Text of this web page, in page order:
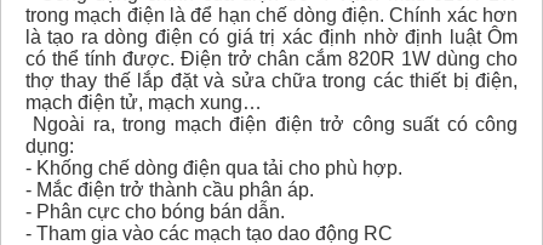
trong mạch điện là để hạn chế dòng điện. Chính xác hơn
là tạo ra dòng điện có giá trị xác định nhờ định luật Ôm
có thể tính được. Điện trở chân cắm 820R 1W dùng cho
thợ thay thế lắp đặt và sửa chữa trong các thiết bị điện,
mạch điện tử, mạch xung…
Ngoài ra, trong mạch điện điện trở công suất có công
dụng:
- Khống chế dòng điện qua tải cho phù hợp.
- Mắc điện trở thành cầu phân áp.
- Phân cực cho bóng bán dẫn.
- Tham gia vào các mạch tạo dao động RC